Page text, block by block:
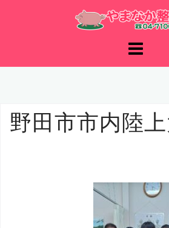
コ
ン
ン
ツ
キ
ッ
野田市市内陸